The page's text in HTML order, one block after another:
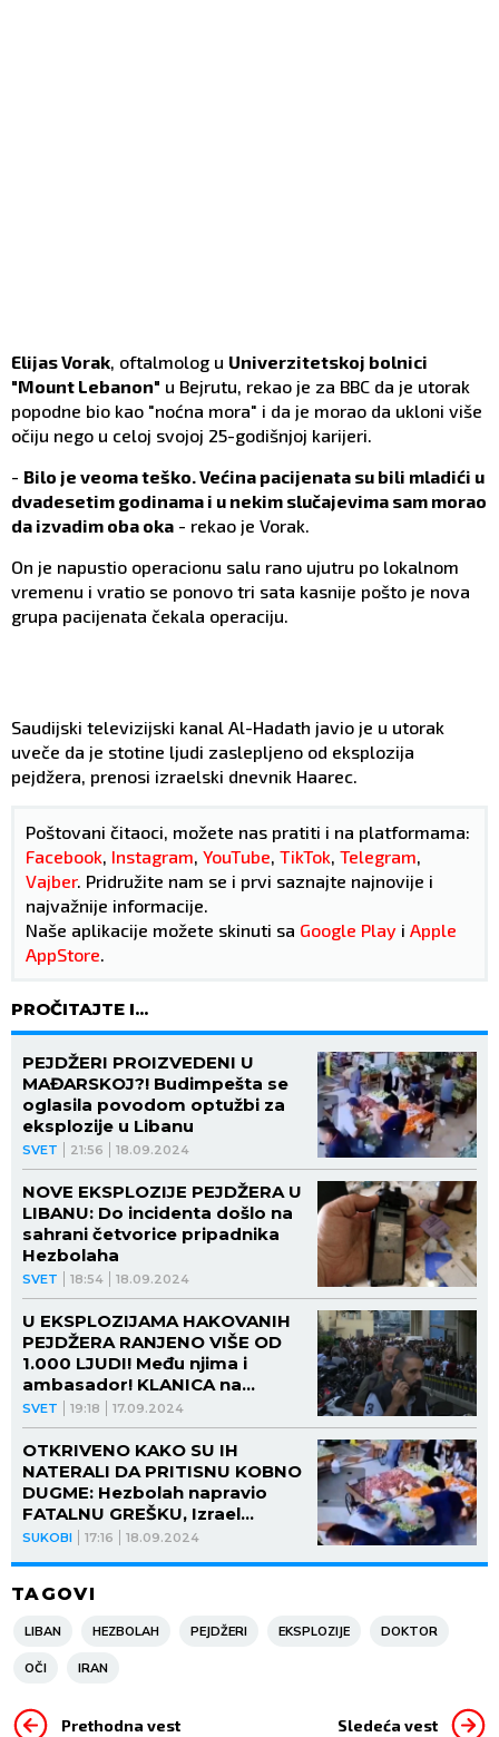
Elijas Vorak , oftalmolog u Univerzitetskoj bolnici
"Mount Lebanon" u Bejrutu, rekao je za BBC da je utorak
popodne bio kao "noćna mora" i da je morao da ukloni više
očiju nego u celoj svojoj 25-godišnjoj karijeri.
- Bilo je veoma teško. Većina pacijenata su bili mladići u
dvadesetim godinama i u nekim slučajevima sam morao
da izvadim oba oka - rekao je Vorak.
On je napustio operacionu salu rano ujutru po lokalnom
vremenu i vratio se ponovo tri sata kasnije pošto je nova
grupa pacijenata čekala operaciju.
Saudijski televizijski kanal Al-Hadath javio je u utorak
uveče da je stotine ljudi zaslepljeno od eksplozija
pejdžera, prenosi izraelski dnevnik Haarec.
Poštovani čitaoci, možete nas pratiti i na platformama:
Facebook Instagram YouTube TikTok Telegram
Vajber. Pridružite nam se i prvi saznajte najnovije i
najvažnije informacije.
Naše aplikacije možete skinuti sa Google Play i Apple
AppStore
PROČITAJTE I...
SVET 21:56 18.09.2024
PEJDŽERI PROIZVEDENI U
MAĐARSKOJ?! Budimpešta se
oglasila povodom optužbi za
eksplozije u Libanu
SVET 18:54 18.09.2024
NOVE EKSPLOZIJE PEJDŽERA U
LIBANU: Do incidenta došlo na
sahrani četvorice pripadnika
Hezbolaha
SVET 19:18 17.09.2024
U EKSPLOZIJAMA HAKOVANIH
PEJDŽERA RANJENO VIŠE OD
1.000 LJUDI! Među njima i
ambasador! KLANICA na
ulicama! (VIDEO)
SUKOBI 17:16 18.09.2024
OTKRIVENO KAKO SU IH
NATERALI DA PRITISNU KOBNO
DUGME: Hezbolah napravio
FATALNU GREŠKU, Izrael
menjao plan, a onda usledila
TAGOVI
LIBAN HEZBOLAH PEJDŽERI EKSPLOZIJE DOKTOR
OČI IRAN
Prethodna vest Sledeća vest